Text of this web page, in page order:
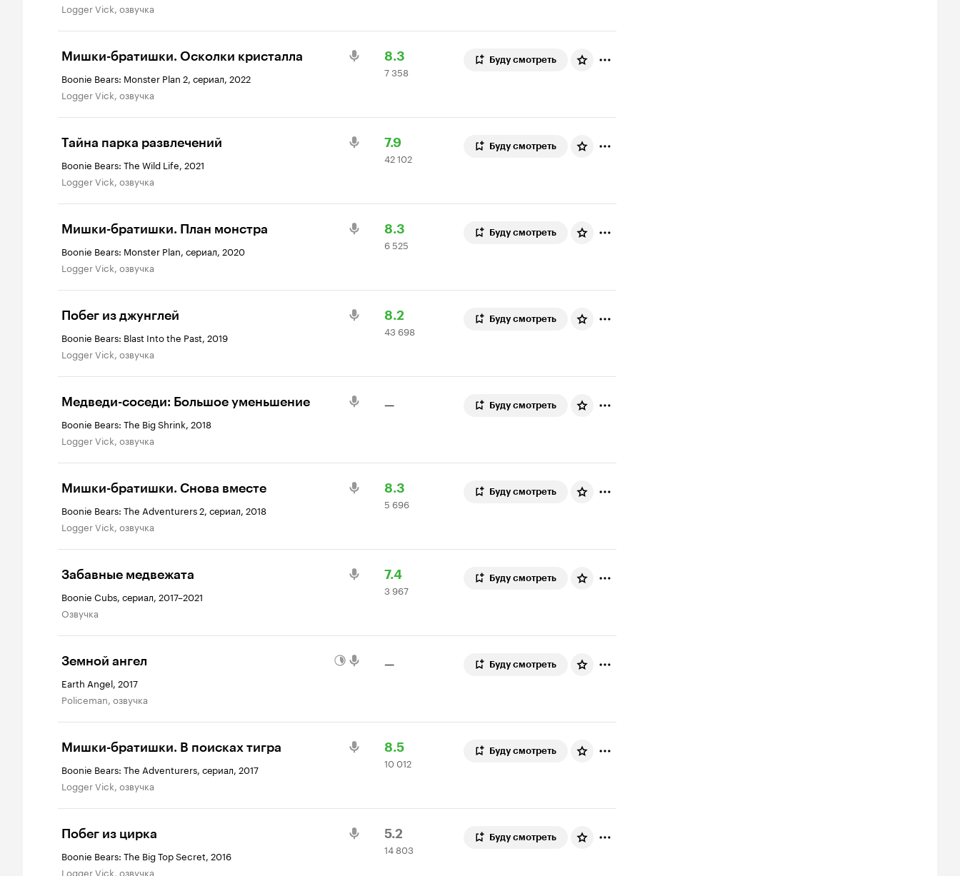
Logger Vick, озвучка
Мишки-братишки. Осколки кристалла
Boonie Bears: Monster Plan 2, сериал, 2022
Logger Vick, озвучка
Рейтинг
Кинопоиска
8.3
7
358
7 358
Буду смотреть
Тайна парка развлечений
Boonie Bears: The Wild Life, 2021
Logger Vick, озвучка
Рейтинг
Кинопоиска
7.9
42
102
42 102
Буду смотреть
Мишки-братишки. План монстра
Boonie Bears: Monster Plan, сериал, 2020
Logger Vick, озвучка
Рейтинг
Кинопоиска
8.3
6
525
6 525
Буду смотреть
Побег из джунглей
Boonie Bears: Blast Into the Past, 2019
Logger Vick, озвучка
Рейтинг
Кинопоиска
8.2
43
698
43 698
Буду смотреть
Медведи-соседи: Большое уменьшение
Boonie Bears: The Big Shrink, 2018
Logger Vick, озвучка
— Буду смотреть
Мишки-братишки. Снова вместе
Boonie Bears: The Adventurers 2, сериал, 2018
Logger Vick, озвучка
Рейтинг
Кинопоиска
8.3
5
696
5 696
Буду смотреть
Забавные медвежата
Boonie Cubs, сериал, 2017–2021
озвучка
Рейтинг
Кинопоиска
7.4
3
967
3 967
Буду смотреть
Земной ангел
Earth Angel, 2017
Policeman, озвучка
— Буду смотреть
Мишки-братишки. В поисках тигра
Boonie Bears: The Adventurers, сериал, 2017
Logger Vick, озвучка
Рейтинг
Кинопоиска
8.5
10
012
10 012
Буду смотреть
Побег из цирка
Boonie Bears: The Big Top Secret, 2016
Logger Vick, озвучка
Рейтинг
Кинопоиска
5.2
14
803
14 803
Буду смотреть